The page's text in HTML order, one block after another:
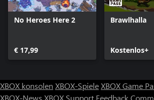
No Heroes Here 2
€ 17,99
Brawlhalla
Kostenlos+
XBOX konsolen XBOX-SpieleXBOX Game
XBOX-News XBOX Support Feedback